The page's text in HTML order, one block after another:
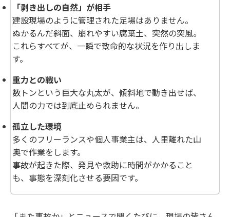
「剥き出しの自然」が相手
建設現場のように管理された足場はありません。
ぬかるんだ斜面、崩れやすい腐葉土、突然の突風。
これらすべてが、一瞬で致命的な状況を作り出しま
す。
重力との戦い
数トンという巨大な丸太が、傾斜地で動き出せば、
人間の力では到底止められません。
孤立した環境
多くのフリーランスや個人事業主は、人里離れた山
奥で作業をします。
事故が起きた際、発見や救助に時間がかかること
も、事態を深刻化させる要因です。